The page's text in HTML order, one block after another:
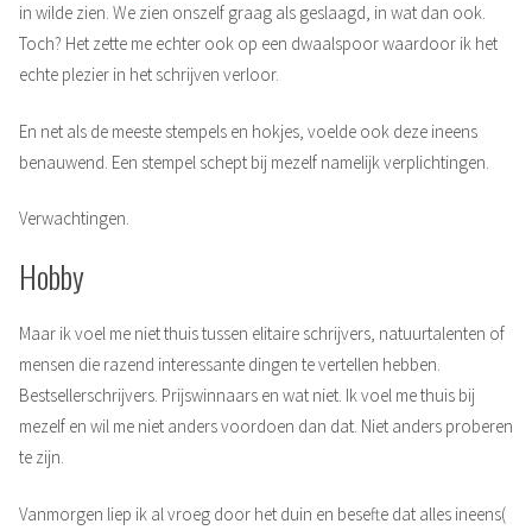
in wilde zien. We zien onszelf graag als geslaagd, in wat dan ook.
Toch? Het zette me echter ook op een dwaalspoor waardoor ik het
echte plezier in het schrijven verloor.
En net als de meeste stempels en hokjes, voelde ook deze ineens
benauwend. Een stempel schept bij mezelf namelijk verplichtingen.
Verwachtingen.
Hobby
Maar ik voel me niet thuis tussen elitaire schrijvers, natuurtalenten of
mensen die razend interessante dingen te vertellen hebben.
Bestsellerschrijvers. Prijswinnaars en wat niet. Ik voel me thuis bij
mezelf en wil me niet anders voordoen dan dat. Niet anders proberen
te zijn.
Vanmorgen liep ik al vroeg door het duin en besefte dat alles ineens(